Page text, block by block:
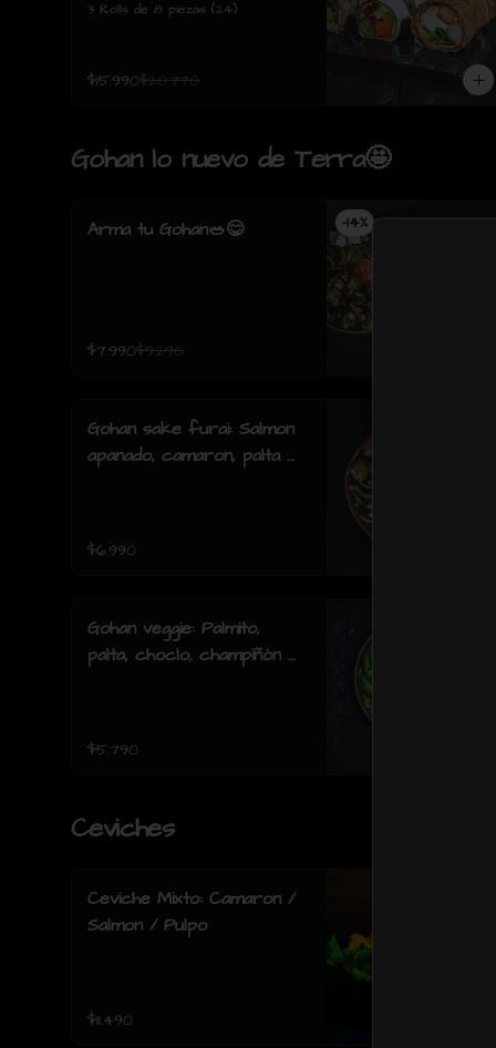
3 Rolls de 8 piezas (24)
$15.990$20.770
Gohan lo nuevo de Terra🤩
-14%
Arma tu Gohan🥗😋
$7.990$9.290
Gohan sake furai: Salmon
apanado, camaron, palta y
$6.990
Gohan veggie: Palmito,
palta, choclo, champiñón y
$5.790
Ceviches
Ceviche Mixto: Camaron /
Salmon / Pulpo
$11.490